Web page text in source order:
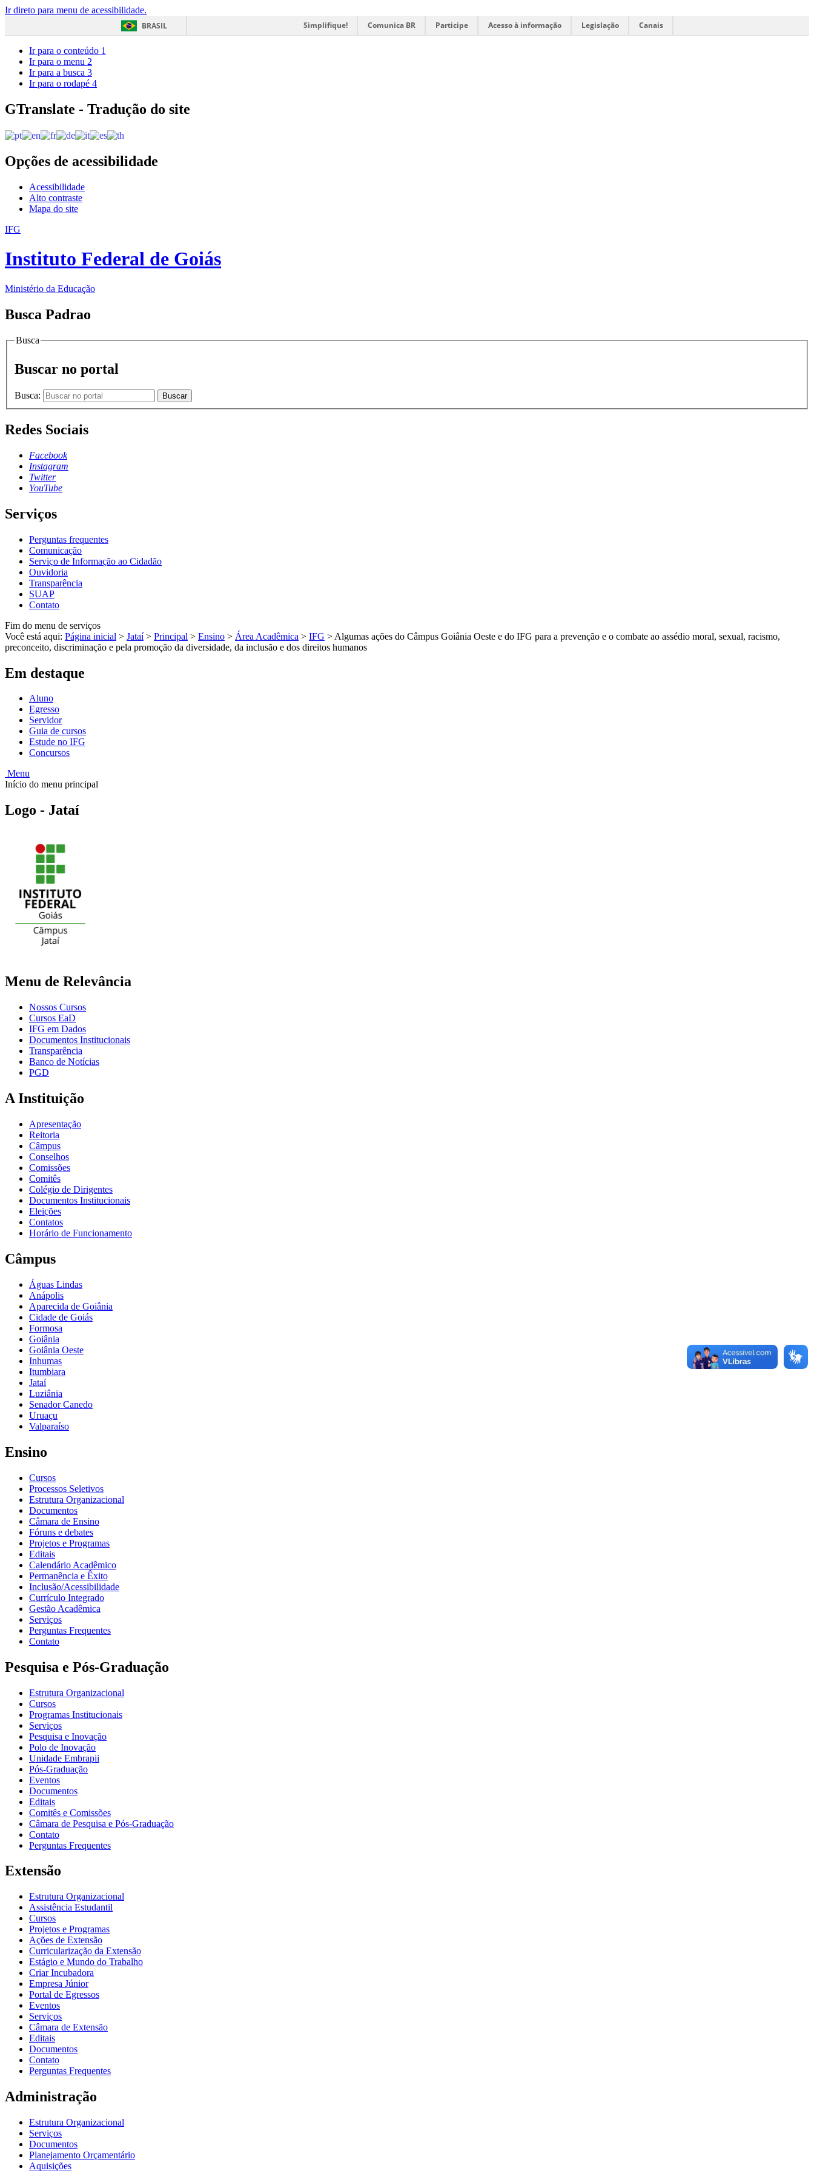
Ir direto para menu de acessibilidade.
BRASIL
Simplifique! Comunica BR Participe Acesso à informação Legislação Canais
Ir para o conteúdo 1
Ir para o menu 2
Ir para a busca 3
Ir para o rodapé 4
GTranslate - Tradução do site
Opções de acessibilidade
Acessibilidade
Alto contraste
Mapa do site
IFG
Instituto Federal de Goiás
Ministério da Educação
Busca Padrao
Busca
Buscar no portal
Busca: Buscar
Redes Sociais
Facebook
Instagram
Twitter
YouTube
Serviços
Perguntas frequentes
Comunicação
Serviço de Informação ao Cidadão
Ouvidoria
Transparência
SUAP
Contato
Fim do menu de serviços
Você está aqui: Página inicial > Jataí > Principal > Ensino > Área Acadêmica > IFG > Algumas ações do Câmpus Goiânia Oeste e do IFG para a prevenção e o combate ao assédio moral, sexual, racismo,
preconceito, discriminação e pela promoção da diversidade, da inclusão e dos direitos humanos
Em destaque
Aluno
Egresso
Servidor
Guia de cursos
Estude no IFG
Concursos
Menu
Início do menu principal
Logo - Jataí
Menu de Relevância
Nossos Cursos
Cursos EaD
IFG em Dados
Documentos Institucionais
Transparência
Banco de Notícias
PGD
A Instituição
Apresentação
Reitoria
Câmpus
Conselhos
Comissões
Comitês
Colégio de Dirigentes
Documentos Institucionais
Eleições
Contatos
Horário de Funcionamento
Câmpus
Águas Lindas
Anápolis
Aparecida de Goiânia
Cidade de Goiás
Formosa
Goiânia
Goiânia Oeste
Inhumas
Itumbiara
Jataí
Luziânia
Senador Canedo
Uruaçu
Valparaíso
Ensino
Cursos
Processos Seletivos
Estrutura Organizacional
Documentos
Câmara de Ensino
Fóruns e debates
Projetos e Programas
Editais
Calendário Acadêmico
Permanência e Êxito
Inclusão/Acessibilidade
Currículo Integrado
Gestão Acadêmica
Serviços
Perguntas Frequentes
Contato
Pesquisa e Pós-Graduação
Estrutura Organizacional
Cursos
Programas Institucionais
Serviços
Pesquisa e Inovação
Polo de Inovação
Unidade Embrapii
Pós-Graduação
Eventos
Documentos
Editais
Comitês e Comissões
Câmara de Pesquisa e Pós-Graduação
Contato
Perguntas Frequentes
Extensão
Estrutura Organizacional
Assistência Estudantil
Cursos
Projetos e Programas
Ações de Extensão
Curricularização da Extensão
Estágio e Mundo do Trabalho
Criar Incubadora
Empresa Júnior
Portal de Egressos
Eventos
Serviços
Câmara de Extensão
Editais
Documentos
Contato
Perguntas Frequentes
Administração
Estrutura Organizacional
Serviços
Documentos
Planejamento Orçamentário
Aquisições